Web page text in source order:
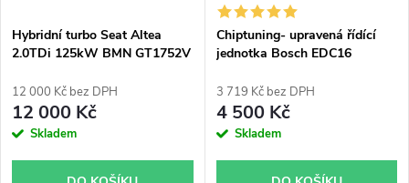
p
r
o
s
p
r
o
Hybridní turbo Seat Altea
2.0TDi 125kW BMN GT1752V
12 000 Kč bez DPH
12 000 Kč
Skladem
Chiptuning- upravená řídící
jednotka Bosch EDC16
3 719 Kč bez DPH
4 500 Kč
Skladem